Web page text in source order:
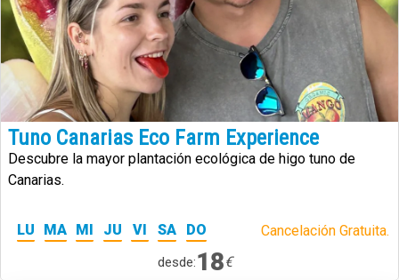
Tuno Canarias Eco Farm Experience
Descubre la mayor plantación ecológica de higo tuno de
Canarias.
LU MA MI JU VI SA DO Cancelación Gratuita.
desde:18€